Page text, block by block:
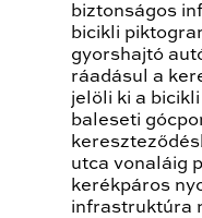
biztonságos
bicikli
gyorshajtó
ráadásul a
jelöli ki a
baleseti
utca vonaláig
kerékpáros
infrastruktúra